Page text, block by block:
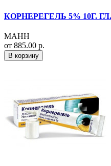
КОРНЕРЕГЕЛЬ 5% 10Г.
МАНН
от 885.00 р.
В корзину